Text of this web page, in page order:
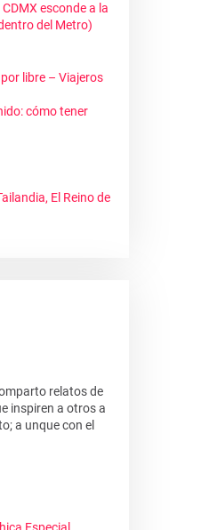
esconde a la
del Metro)
libre – Viajeros
cómo tener
El Reino de
relatos de
inspiren a otros a
a unque con el